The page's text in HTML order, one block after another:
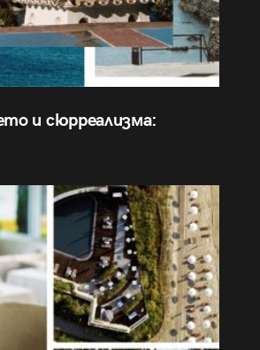
и сюрреализма: